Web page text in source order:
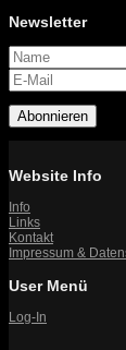
Newsletter
Abonnieren
Website Info
Info
Links
Kontakt
Impressum &
User Menü
Log-In